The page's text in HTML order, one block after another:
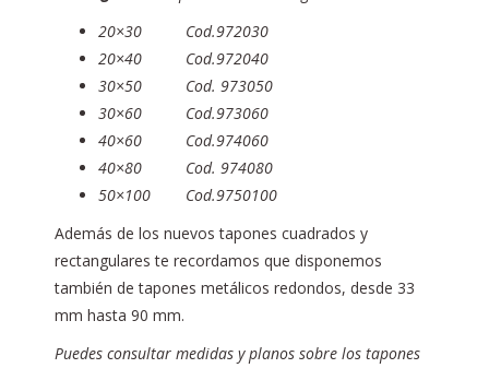
20×30 Cod.972030
20×40 Cod.972040
30×50 Cod. 973050
30×60 Cod.973060
40×60 Cod.974060
40×80 Cod. 974080
50×100 Cod.9750100
Además de los nuevos tapones cuadrados y
rectangulares te recordamos que disponemos
también de tapones metálicos redondos, desde 33
mm hasta 90 mm.
Puedes consultar medidas y planos sobre los tapones